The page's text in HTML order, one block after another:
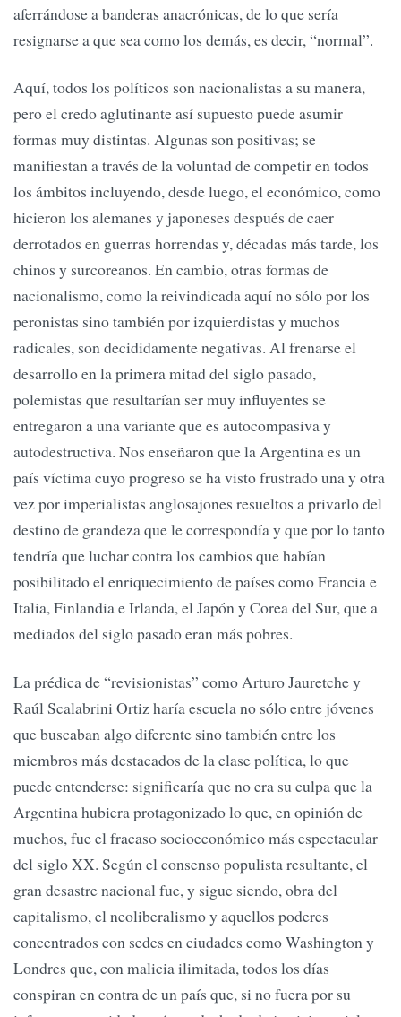
aferrándose a banderas anacrónicas, de lo que sería
resignarse a que sea como los demás, es decir, “normal”.
Aquí, todos los políticos son nacionalistas a su manera,
pero el credo aglutinante así supuesto puede asumir
formas muy distintas. Algunas son positivas; se
manifiestan a través de la voluntad de competir en todos
los ámbitos incluyendo, desde luego, el económico, como
hicieron los alemanes y japoneses después de caer
derrotados en guerras horrendas y, décadas más tarde, los
chinos y surcoreanos. En cambio, otras formas de
nacionalismo, como la reivindicada aquí no sólo por los
peronistas sino también por izquierdistas y muchos
radicales, son decididamente negativas. Al frenarse el
desarrollo en la primera mitad del siglo pasado,
polemistas que resultarían ser muy influyentes se
entregaron a una variante que es autocompasiva y
autodestructiva. Nos enseñaron que la Argentina es un
país víctima cuyo progreso se ha visto frustrado una y otra
vez por imperialistas anglosajones resueltos a privarlo del
destino de grandeza que le correspondía y que por lo tanto
tendría que luchar contra los cambios que habían
posibilitado el enriquecimiento de países como Francia e
Italia, Finlandia e Irlanda, el Japón y Corea del Sur, que a
mediados del siglo pasado eran más pobres.
La prédica de “revisionistas” como Arturo Jauretche y
Raúl Scalabrini Ortiz haría escuela no sólo entre jóvenes
que buscaban algo diferente sino también entre los
miembros más destacados de la clase política, lo que
puede entenderse: significaría que no era su culpa que la
Argentina hubiera protagonizado lo que, en opinión de
muchos, fue el fracaso socioeconómico más espectacular
del siglo XX. Según el consenso populista resultante, el
gran desastre nacional fue, y sigue siendo, obra del
capitalismo, el neoliberalismo y aquellos poderes
concentrados con sedes en ciudades como Washington y
Londres que, con malicia ilimitada, todos los días
conspiran en contra de un país que, si no fuera por su